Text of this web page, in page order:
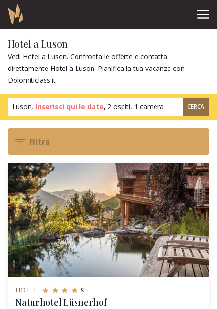
Hotel a Luson
Vedi Hotel a Luson. Confronta le offerte e contatta
direttamente Hotel a Luson. Pianifica la tua vacanza con
Dolomiticlass.it
Luson, Inserisci qui le date, 2 ospiti, 1 camera CERCA
Filtra
HOTEL s
Naturhotel Lüsnerhof